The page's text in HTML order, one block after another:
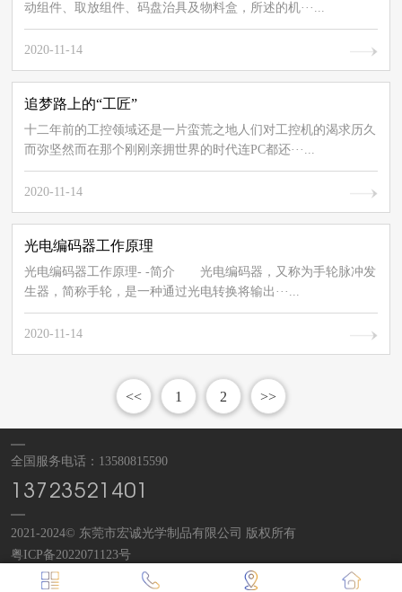
动组件、取放组件、码盘治具及物料盒，所述的机···...
2020-11-14
追梦路上的“工匠”
十二年前的工控领域还是一片蛮荒之地人们对工控机的渴求历久
而弥坚然而在那个刚刚亲拥世界的时代连PC都还···...
2020-11-14
​光电编码器工作原理
光电编码器工作原理- -简介 光电编码器，又称为手轮脉冲发
生器，简称手轮，是一种通过光电转换将输出···...
2020-11-14
<< 1 2 >>
全国服务电话：13580815590
13723521401
2021-2024© 东莞市宏诚光学制品有限公司 版权所有
粤ICP备2022071123号
玻璃码盘
东莞市宏诚光学制品有限公司